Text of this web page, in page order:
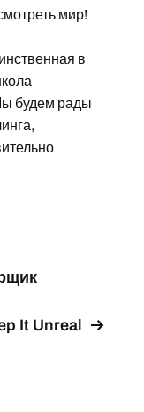
мир!
в
будем рады
It Unreal